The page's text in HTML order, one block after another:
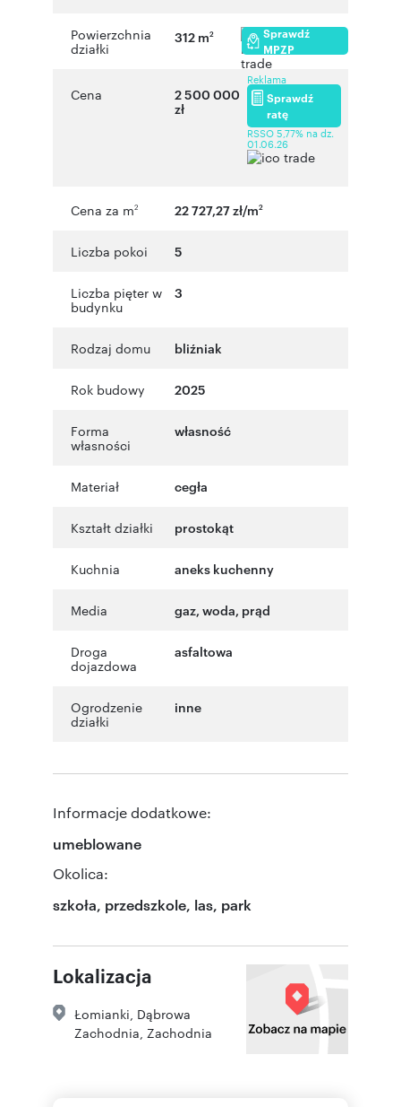
Powierzchnia
działki
312 m2
Sprawdź
MPZP
Cena
2 500 000
zł
Reklama
Sprawdź
ratę
RSSO 5,77% na dz.
01.06.26
Cena za m2 22 727,27 zł/m2
Liczba pokoi 5
Liczba pięter w
budynku
3
Rodzaj domu bliźniak
Rok budowy 2025
Forma
własności
własność
Materiał cegła
Kształt działki prostokąt
Kuchnia aneks kuchenny
Media gaz, woda, prąd
Droga
dojazdowa
asfaltowa
Ogrodzenie
działki
inne
Informacje dodatkowe:
umeblowane
Okolica:
szkoła, przedszkole, las, park
Lokalizacja
Łomianki Dąbrowa
Zachodnia Zachodnia